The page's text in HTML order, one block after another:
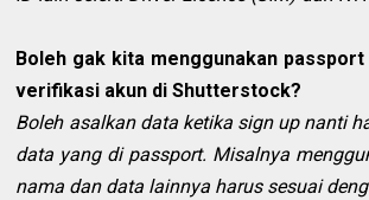
Boleh gak kita menggunakan
verifikasi akun di Shutterstock?
Boleh asalkan data ketika sign up nanti
data yang di passport. Misalnya
nama dan data lainnya harus sesuai